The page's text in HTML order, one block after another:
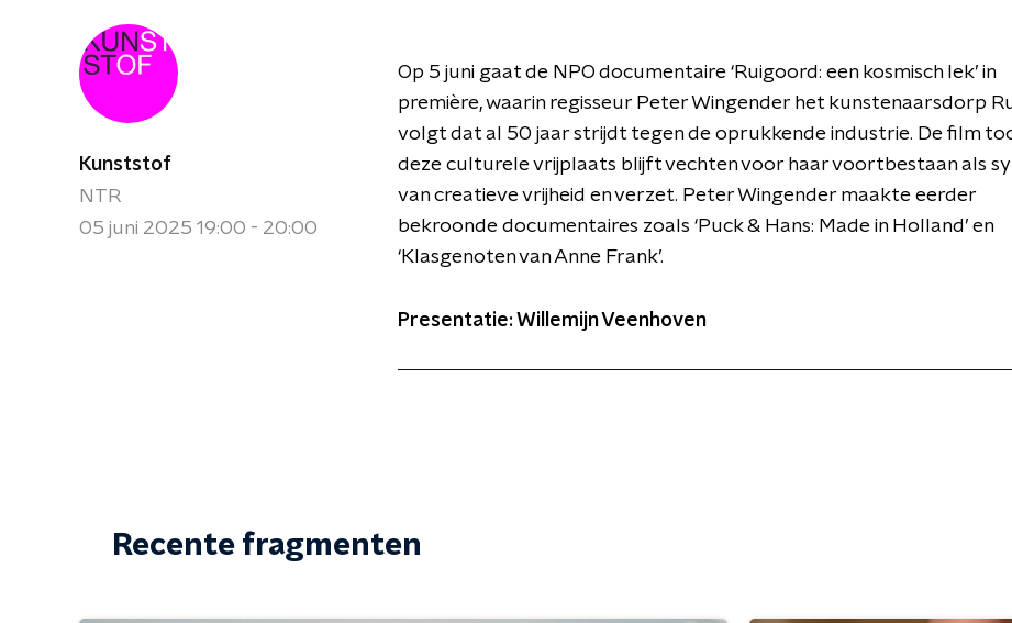
Kunststof
NTR
05 juni 2025 19:00 - 20:00
Op 5 juni gaat de NPO documentaire ‘Ruigoord: een kosmisch lek’ in
première, waarin regisseur Peter Wingender het kunstenaarsdorp
volgt dat al 50 jaar strijdt tegen de oprukkende industrie. De film
deze culturele vrijplaats blijft vechten voor haar voortbestaan als
van creatieve vrijheid en verzet. Peter Wingender maakte eerder
bekroonde documentaires zoals ‘Puck & Hans: Made in Holland’ en
‘Klasgenoten van Anne Frank’.
Presentatie: Willemijn Veenhoven
Recente fragmenten